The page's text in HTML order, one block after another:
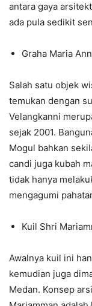
antara gaya
ada pula sedikit
Graha Maria
Salah satu objek
temukan dengan
Velangkanni
sejak 2001.
Mogul bahkan
candi juga kubah
tidak hanya
mengagumi
Kuil Shri
Awalnya kuil ini
kemudian juga
Medan. Konsep